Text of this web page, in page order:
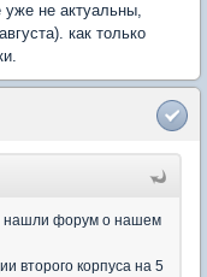
не актуальны,
как только
нашли форум о нашем
второго корпуса на 5